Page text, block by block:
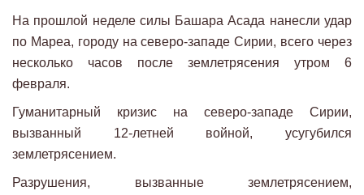
На прошлой неделе силы Башара Асада нанесли удар
по Мареа, городу на северо-западе Сирии, всего через
несколько часов после землетрясения утром 6
февраля.
Гуманитарный кризис на северо-западе Сирии,
вызванный 12-летней войной, усугубился
землетрясением.
Разрушения, вызванные землетрясением,